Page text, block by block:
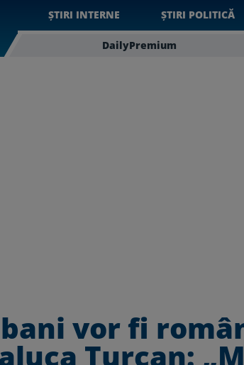
ȘTIRI INTERNE ȘTIRI POLITICĂ
DailyPremium
vor fi
Turcan: